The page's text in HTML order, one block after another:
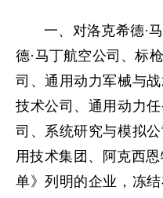
一、对洛克希德·
德·马丁航空公司、标
司、通用动力军械与
技术公司、通用动力
司、系统研究与模拟
用技术集团、阿克西
单》列明的企业，冻